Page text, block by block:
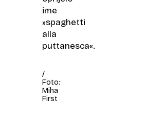
ime
»spaghetti
alla
puttanesca«.
/
Foto:
Miha
First